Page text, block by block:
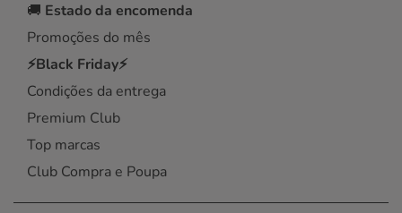
🚚 Estado da encomenda
Promoções do mês
⚡Black Friday⚡
Condições da entrega
Premium Club
Top marcas
Club Compra e Poupa